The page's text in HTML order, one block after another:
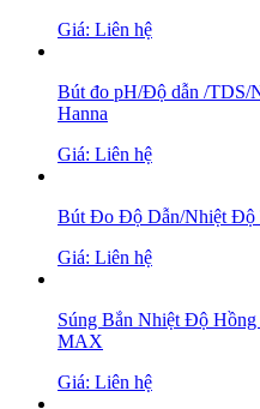
Giá: Liên hệ
Bút đo pH/Độ dẫn /TDS/
Hanna
Giá: Liên hệ
Bút Đo Độ Dẫn/Nhiệt Độ
Giá: Liên hệ
Súng Bắn Nhiệt Độ
MAX
Giá: Liên hệ